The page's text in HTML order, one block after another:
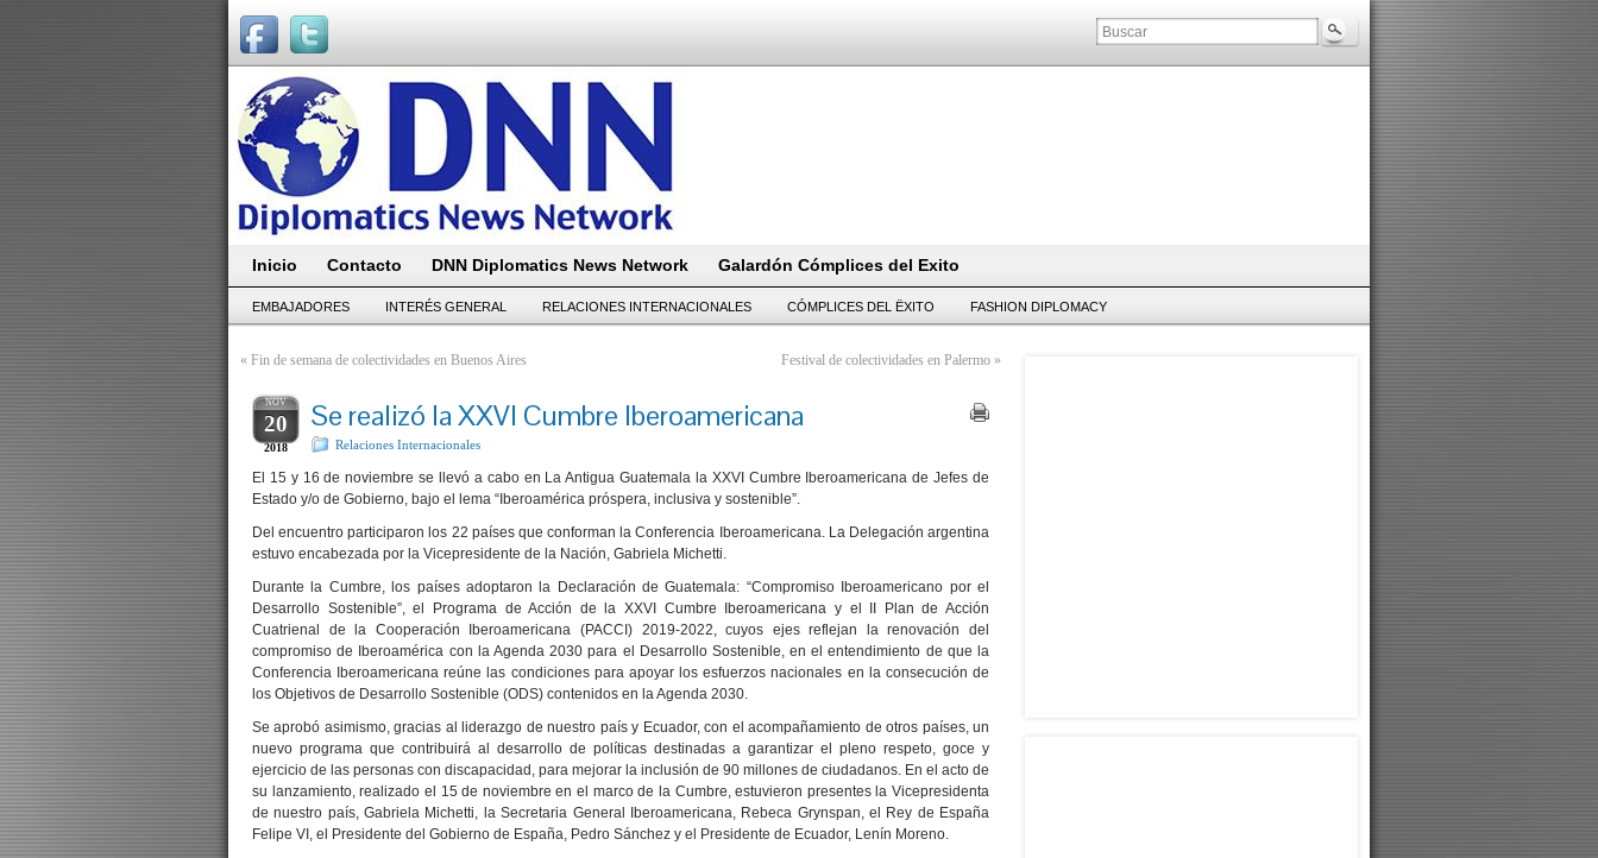
Inicio Contacto DNN Diplomatics News Network Galardón Cómplices del Exito
EMBAJADORES INTERÉS GENERAL RELACIONES INTERNACIONALES CÓMPLICES DEL ËXITO FASHION DIPLOMACY
« Fin de semana de colectividades en Buenos Aires Festival de colectividades en Palermo »
NOV
20
2018
Se realizó la XXVI Cumbre Iberoamericana
Relaciones Internacionales
El 15 y 16 de noviembre se llevó a cabo en La Antigua Guatemala la XXVI Cumbre Iberoamericana de Jefes de
Estado y/o de Gobierno, bajo el lema “Iberoamérica próspera, inclusiva y sostenible”.
Del encuentro participaron los 22 países que conforman la Conferencia Iberoamericana. La Delegación argentina
estuvo encabezada por la Vicepresidente de la Nación, Gabriela Michetti.
Durante la Cumbre, los países adoptaron la Declaración de Guatemala: “Compromiso Iberoamericano por el
Desarrollo Sostenible”, el Programa de Acción de la XXVI Cumbre Iberoamericana y el II Plan de Acción
Cuatrienal de la Cooperación Iberoamericana (PACCI) 2019-2022, cuyos ejes reflejan la renovación del
compromiso de Iberoamérica con la Agenda 2030 para el Desarrollo Sostenible, en el entendimiento de que la
Conferencia Iberoamericana reúne las condiciones para apoyar los esfuerzos nacionales en la consecución de
los Objetivos de Desarrollo Sostenible (ODS) contenidos en la Agenda 2030.
Se aprobó asimismo, gracias al liderazgo de nuestro país y Ecuador, con el acompañamiento de otros países, un
nuevo programa que contribuirá al desarrollo de políticas destinadas a garantizar el pleno respeto, goce y
ejercicio de las personas con discapacidad, para mejorar la inclusión de 90 millones de ciudadanos. En el acto de
su lanzamiento, realizado el 15 de noviembre en el marco de la Cumbre, estuvieron presentes la Vicepresidenta
de nuestro país, Gabriela Michetti, la Secretaria General Iberoamericana, Rebeca Grynspan, el Rey de España
Felipe VI, el Presidente del Gobierno de España, Pedro Sánchez y el Presidente de Ecuador, Lenín Moreno.